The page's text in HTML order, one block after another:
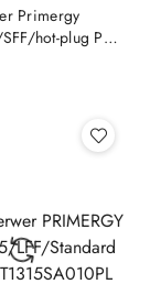
Primergy
hot-plug PSU